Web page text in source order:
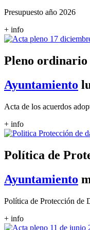
Presupuesto año 2026
+ info
Pleno ordinario
Ayuntamiento
Acta de los acuerdos
+ info
Política de
Ayuntamiento
Política de Protección de
+ info